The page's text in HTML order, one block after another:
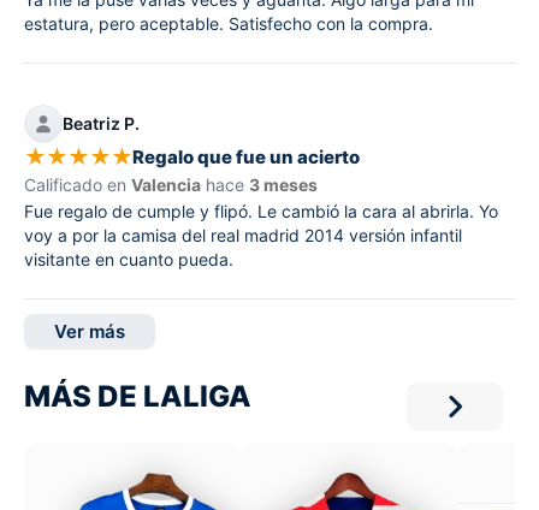
estatura, pero aceptable. Satisfecho con la compra.
Beatriz P.
★★★★★Regalo que fue un acierto
Calificado en Valencia hace 3 meses
Fue regalo de cumple y flipó. Le cambió la cara al abrirla. Yo
voy a por la camisa del real madrid 2014 versión infantil
visitante en cuanto pueda.
Ver más
MÁS DE LALIGA